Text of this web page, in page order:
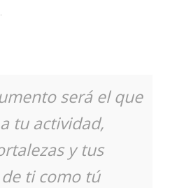
será el que
tu actividad,
y tus
ti como tú